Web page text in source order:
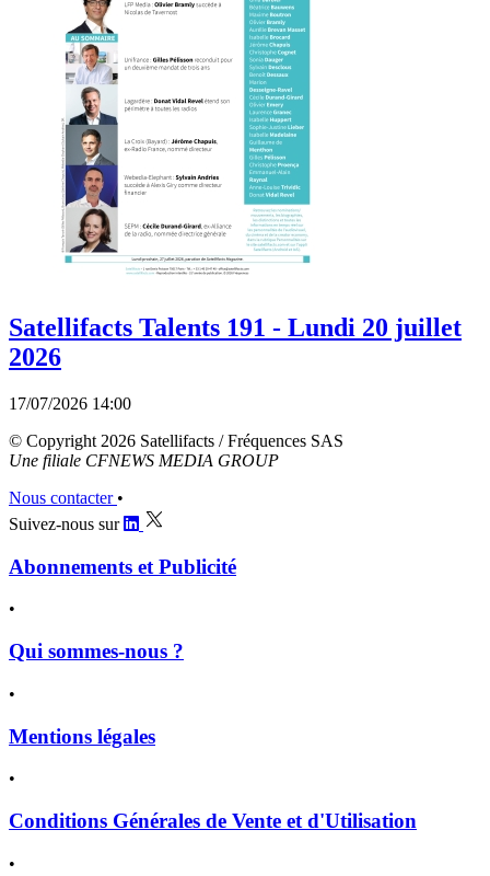
Satellifacts Talents 191 - Lundi 20 juillet
2026
17/07/2026 14:00
© Copyright 2026 Satellifacts / Fréquences SAS
Une filiale CFNEWS MEDIA GROUP
Nous contacter •
Suivez-nous sur
Abonnements et Publicité
•
Qui sommes-nous ?
•
Mentions légales
•
Conditions Générales de Vente et d'Utilisation
•